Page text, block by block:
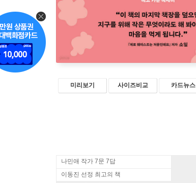
미리보기 사이즈비교 카드뉴스
나민애 작가 7문 7답
이동진 선정 최고의 책